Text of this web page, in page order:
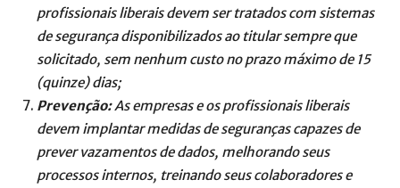
profissionais liberais devem ser tratados com sistemas
de segurança disponibilizados ao titular sempre que
solicitado, sem nenhum custo no prazo máximo de 15
(quinze) dias;
Prevenção:As empresas e os profissionais liberais
devem implantar medidas de seguranças capazes de
prever vazamentos de dados, melhorando seus
processos internos, treinando seus colaboradores e